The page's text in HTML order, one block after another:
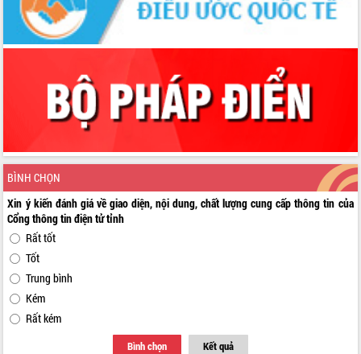
BÌNH CHỌN
Xin ý kiến đánh giá về giao diện, nội dung, chất lượng cung cấp thông tin của
Cổng thông tin điện tử tỉnh
Rất tốt
Tốt
Trung bình
Kém
Rất kém
Bình chọn Kết quả